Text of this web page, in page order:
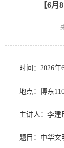
【6
时间：2026
地点：博东
主讲人：李建
题目：中华文